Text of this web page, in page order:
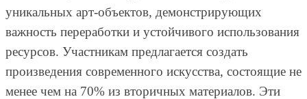
уникальных арт-объектов, демонстрирующих
важность переработки и устойчивого использования
ресурсов. Участникам предлагается создать
произведения современного искусства, состоящие не
менее чем на 70% из вторичных материалов. Эти